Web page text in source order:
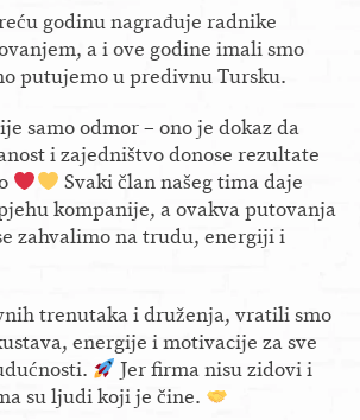
godinu nagrađuje radnike
a i ove godine imali smo
putujemo u predivnu Tursku.
samo odmor – ono je dokaz da
i zajedništvo donose rezultate
Svaki član našeg tima daje
kompanije, a ovakva putovanja
zahvalimo na trudu, energiji i
trenutaka i druženja, vratili smo
energije i motivacije za sve
Jer firma nisu zidovi i
su ljudi koji je čine.